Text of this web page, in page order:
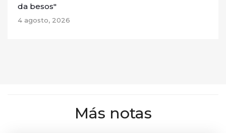
da besos"
4 agosto, 2026
Más notas